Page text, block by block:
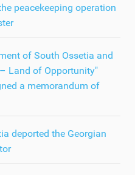
peacekeeping operation
of South Ossetia and
Land of Opportunity"
a memorandum of
deported the Georgian